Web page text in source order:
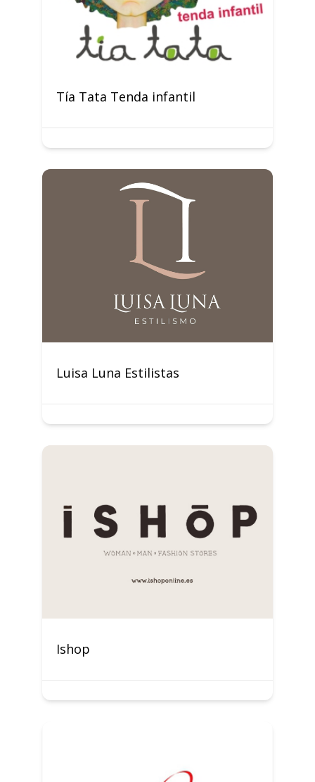
Tía Tata Tenda infantil
Luisa Luna Estilistas
Ishop